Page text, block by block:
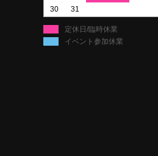
30
31
定休日/臨時休業
イベント参加休業